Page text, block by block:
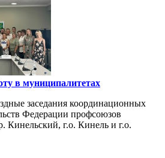
в муниципалитетах
заседания координационных
Федерации профсоюзов
Кинельский, г.о. Кинель и г.о.